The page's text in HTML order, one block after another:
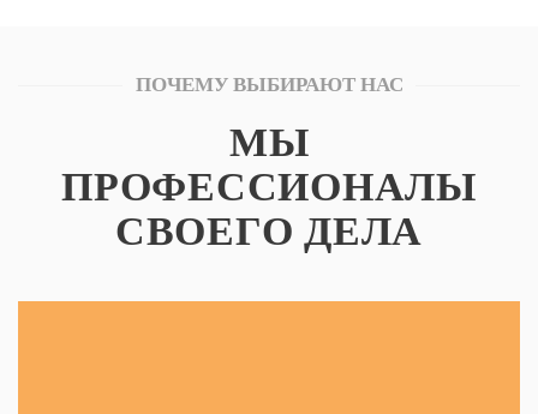
ПОЧЕМУ ВЫБИРАЮТ НАС
МЫ
ПРОФЕССИОНАЛЫ
СВОЕГО ДЕЛА